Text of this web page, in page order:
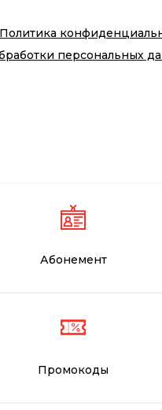
Политика
персональных
Абонемент
Промокоды